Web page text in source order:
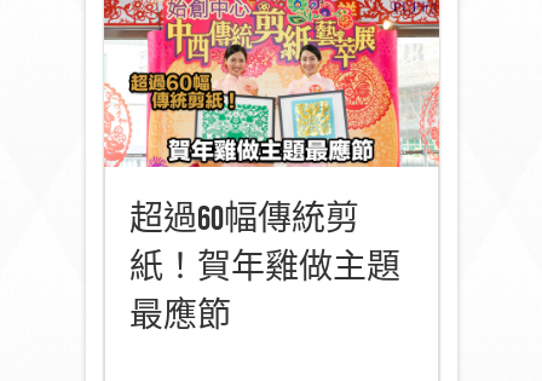
超過60幅傳統剪
紙！賀年雞做主題
最應節